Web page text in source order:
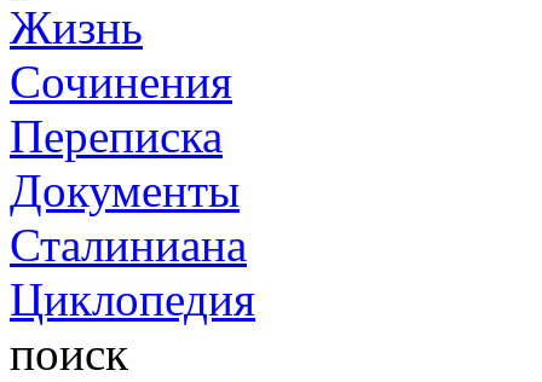
Жизнь
Сочинения
Переписка
Документы
Сталиниана
Циклопедия
поиск